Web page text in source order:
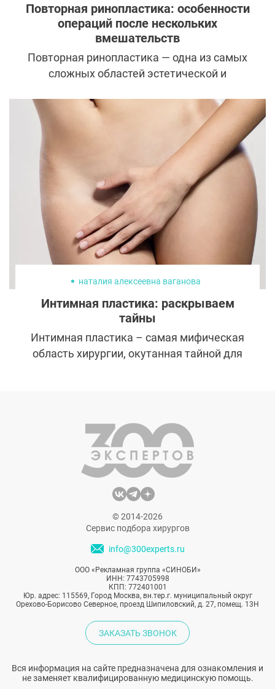
Повторная ринопластика: особенности
операций после нескольких
вмешательств
Повторная ринопластика — одна из самых
сложных областей эстетической и
первичная операция чаще воспринимается
как шаг к улучшению внешности или
дыхания, то повторные вмешательства
почти всегда становятся попыткой
восстановить утраченную форму,
функцию, а иногда и доверие пациента к
результату.
наталия алексеевна ваганова
Интимная пластика: раскрываем
тайны
Интимная пластика – самая мифическая
область хирургии, окутанная тайной для
© 2014-2026
Сервис подбора хирургов
info@300experts.ru
ООО «Рекламная группа «СИНОБИ»
ИНН: 7743705998
КПП: 772401001
Юр. адрес: 115569, Город Москва, вн.тер.г. муниципальный округ
Орехово-Борисово Северное, проезд Шипиловский, д. 27, помещ. 13Н
ЗАКАЗАТЬ ЗВОНОК
Вся информация на сайте предназначена для ознакомления и
не заменяет квалифицированную медицинскую помощь.